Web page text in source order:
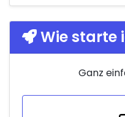
Wie starte
Ganz